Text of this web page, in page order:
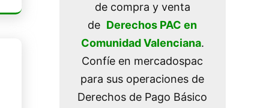
de compra y venta
de Derechos PAC en
Comunidad Valenciana.
Confíe en mercadospac
para sus operaciones de
Derechos de Pago Básico